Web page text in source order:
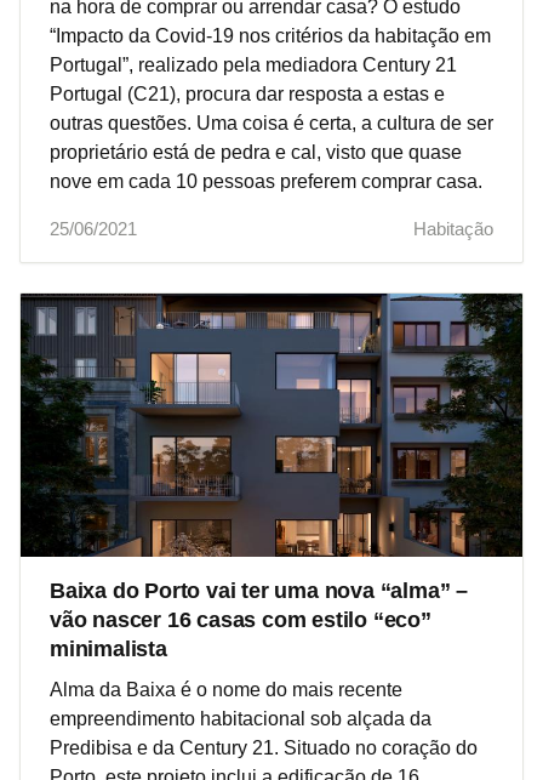
na hora de comprar ou arrendar casa? O estudo
“Impacto da Covid-19 nos critérios da habitação em
Portugal”, realizado pela mediadora Century 21
Portugal (C21), procura dar resposta a estas e
outras questões. Uma coisa é certa, a cultura de ser
proprietário está de pedra e cal, visto que quase
nove em cada 10 pessoas preferem comprar casa.
25/06/2021 Habitação
Baixa do Porto vai ter uma nova “alma” –
vão nascer 16 casas com estilo “eco”
minimalista
Alma da Baixa é o nome do mais recente
empreendimento habitacional sob alçada da
Predibisa e da Century 21. Situado no coração do